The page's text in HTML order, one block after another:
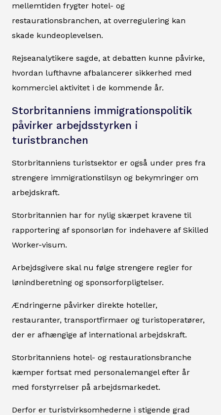
mellemtiden frygter hotel- og
restaurationsbranchen, at overregulering kan
skade kundeoplevelsen.
Rejseanalytikere sagde, at debatten kunne påvirke,
hvordan lufthavne afbalancerer sikkerhed med
kommerciel aktivitet i de kommende år.
Storbritanniens immigrationspolitik
påvirker arbejdsstyrken i
turistbranchen
Storbritanniens turistsektor er også under pres fra
strengere immigrationstilsyn og bekymringer om
arbejdskraft.
Storbritannien har for nylig skærpet kravene til
rapportering af sponsorløn for indehavere af Skilled
Worker-visum.
Arbejdsgivere skal nu følge strengere regler for
lønindberetning og sponsorforpligtelser.
Ændringerne påvirker direkte hoteller,
restauranter, transportfirmaer og turistoperatører,
der er afhængige af international arbejdskraft.
Storbritanniens hotel- og restaurationsbranche
kæmper fortsat med personalemangel efter år
med forstyrrelser på arbejdsmarkedet.
Derfor er turistvirksomhederne i stigende grad